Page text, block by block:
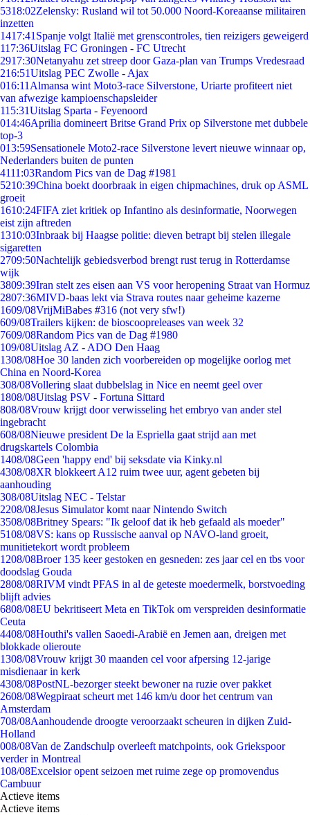
5318:02Zelensky: Rusland wil tot 50.000 Noord-Koreaanse militairen
inzetten
1417:41 Spanje volgt Italië met grenscontroles, tien reizigers geweigerd
117:36Uitslag FC Groningen - FC Utrecht
2917:30Netanyahu zet streep door Gaza-plan van Trumps Vredesraad
216:51Uitslag PEC Zwolle - Ajax
016:11 Almansa wint Moto3-race Silverstone, Uriarte profiteert niet
van afwezige kampioenschapsleider
115:31Uitslag Sparta - Feyenoord
014:46Aprilia domineert Britse Grand Prix op Silverstone met dubbele
top-3
013:59Sensationele Moto2-race Silverstone levert nieuwe winnaar op,
Nederlanders buiten de punten
4111:03Random Pics van de Dag #1981
5210:39China boekt doorbraak in eigen chipmachines, druk op ASML
groeit
1610:24FIFA ziet kritiek op Infantino als desinformatie, Noorwegen
eist zijn aftreden
1310:03Inbraak bij Haagse politie: dieven betrapt bij stelen illegale
sigaretten
2709:50Nachtelijk gebiedsverbod brengt rust terug in Rotterdamse
wijk
3809:39Iran stelt zes eisen aan VS voor heropening Straat van Hormuz
2807:36MIVD-baas lekt via Strava routes naar geheime kazerne
1609/08VrijMiBabes #316 (not very sfw!)
609/08Trailers kijken: de bioscoopreleases van week 32
7609/08Random Pics van de Dag #1980
109/08Uitslag AZ - ADO Den Haag
1308/08Hoe 30 landen zich voorbereiden op mogelijke oorlog met
China en Noord-Korea
308/08Vollering slaat dubbelslag in Nice en neemt geel over
1808/08Uitslag PSV - Fortuna Sittard
808/08Vrouw krijgt door verwisseling het embryo van ander stel
ingebracht
608/08Nieuwe president De la Espriella gaat strijd aan met
drugskartels Colombia
1408/08Geen 'happy end' bij seksdate via Kinky.nl
4308/08XR blokkeert A12 ruim twee uur, agent gebeten bij
aanhouding
308/08Uitslag NEC - Telstar
2208/08Jesus Simulator komt naar Nintendo Switch
3508/08Britney Spears: "Ik geloof dat ik heb gefaald als moeder"
5108/08VS: kans op Russische aanval op NAVO-land groeit,
munitietekort wordt probleem
1208/08Broer 135 keer gestoken en gesneden: zes jaar cel en tbs voor
doodslag Gouda
2808/08RIVM vindt PFAS in al de geteste moedermelk, borstvoeding
blijft advies
6808/08EU bekritiseert Meta en TikTok om verspreiden desinformatie
Ceuta
4408/08Houthi's vallen Saoedi-Arabië en Jemen aan, dreigen met
blokkade olieroute
1308/08Vrouw krijgt 30 maanden cel voor afpersing 12-jarige
misdienaar in kerk
4308/08PostNL-bezorger steekt bewoner na ruzie over pakket
2608/08Wegpiraat scheurt met 146 km/u door het centrum van
Amsterdam
708/08Aanhoudende droogte veroorzaakt scheuren in dijken Zuid-
Holland
008/08Van de Zandschulp overleeft matchpoints, ook Griekspoor
verder in Montreal
108/08Excelsior opent seizoen met ruime zege op promovendus
Cambuur
Actieve items
Actieve items